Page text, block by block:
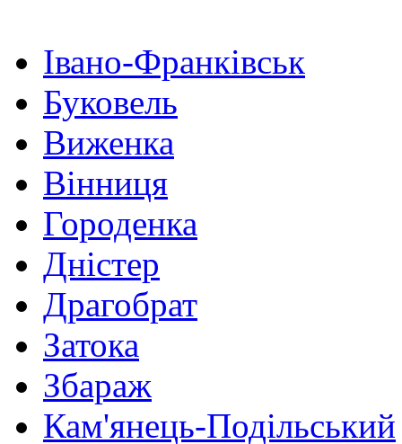
Івано-Франківськ
Буковель
Виженка
Вінниця
Городенка
Дністер
Драгобрат
Затока
Збараж
Кам'янець-Подільський